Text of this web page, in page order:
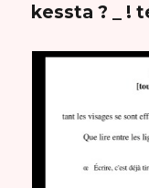
kessta ? _ !